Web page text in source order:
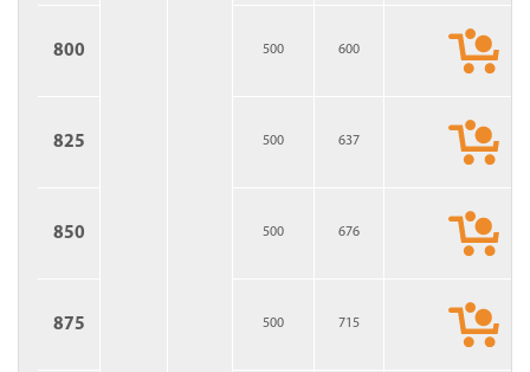
800 500 600
825 500 637
850 500 676
875 500 715